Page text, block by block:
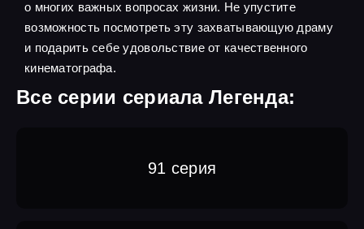
о многих важных вопросах жизни. Не упустите
возможность посмотреть эту захватывающую драму
и подарить себе удовольствие от качественного
кинематографа.
Все серии сериала Легенда:
91 серия